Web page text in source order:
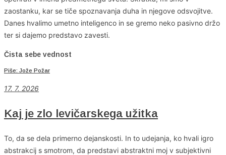
zaostanku, kar se tiče spoznavanja duha in njegove odsvojitve.
Danes hvalimo umetno inteligenco in se gremo neko pasivno držo
ter si dajemo predstavo zavesti.
Čista sebe vednost
Piše: Jože Požar
17. 7. 2026
Kaj je zlo levičarskega užitka
To, da se dela primerno dejanskosti. In to udejanja, ko hvali igro
abstrakcij s smotrom, da predstavi abstraktni moj v subjektivni